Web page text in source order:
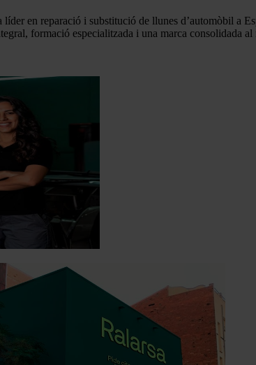
en reparació i substitució de llunes d’automòbil a
formació especialitzada i una marca consolidada